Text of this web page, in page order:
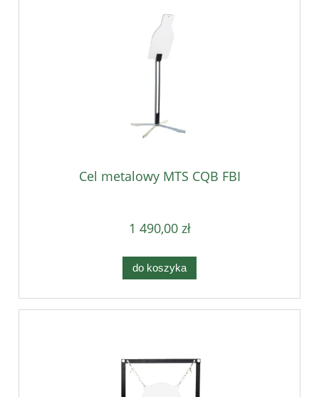
Cel metalowy MTS CQB FBI
1 490,00 zł
do koszyka